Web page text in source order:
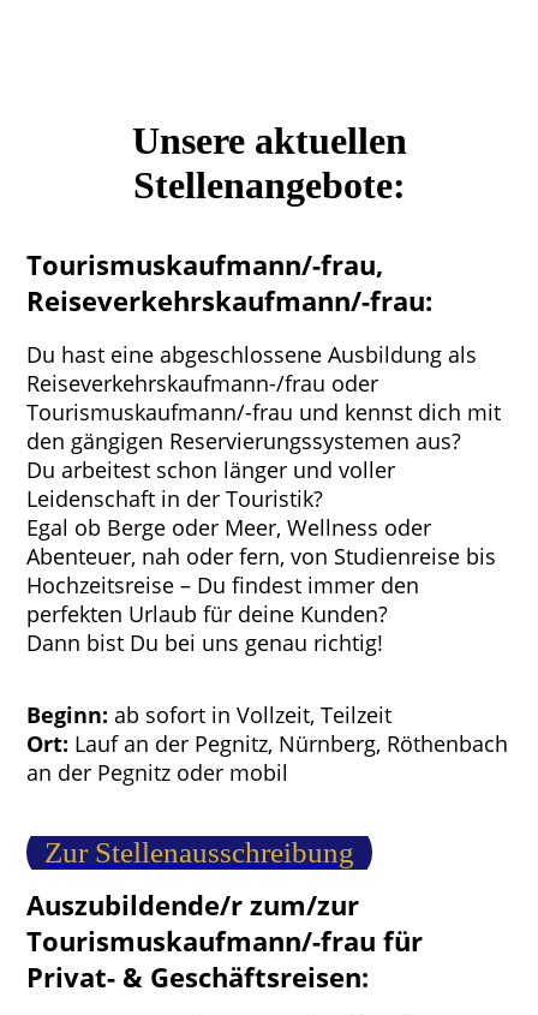
Unsere aktuellen
Stellenangebote:
Tourismuskaufmann/-frau,
Reiseverkehrskaufmann/-frau:
Du hast eine abgeschlossene Ausbildung als
Reiseverkehrskaufmann-/frau oder
Tourismuskaufmann/-frau und kennst dich mit
den gängigen Reservierungssystemen aus?
Du arbeitest schon länger und voller
Leidenschaft in der Touristik?
Egal ob Berge oder Meer, Wellness oder
Abenteuer, nah oder fern, von Studienreise bis
Hochzeitsreise – Du findest immer den
perfekten Urlaub für deine Kunden?
Dann bist Du bei uns genau richtig!
Beginn: ab sofort in Vollzeit, Teilzeit
Ort: Lauf an der Pegnitz, Nürnberg, Röthenbach
an der Pegnitz oder mobil
Zur Stellenausschreibung
Auszubildende/r zum/zur
Tourismuskaufmann/-frau für
Privat- & Geschäftsreisen: